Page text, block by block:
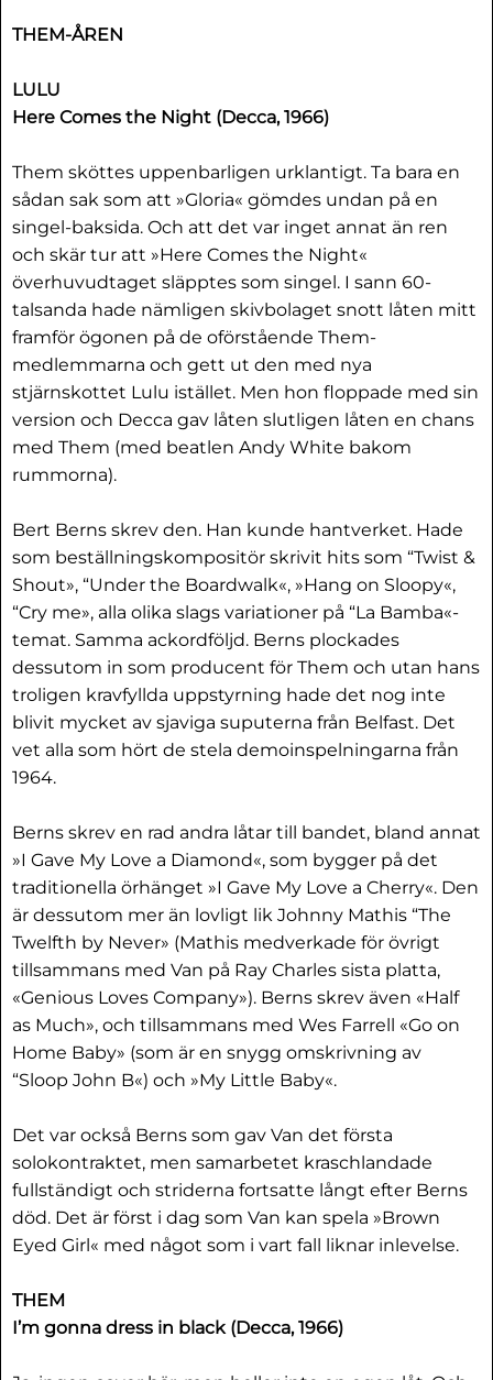
THEM-ÅREN
LULU
Here Comes the Night (Decca, 1966)
Them sköttes uppenbarligen urklantigt. Ta bara en
sådan sak som att »Gloria« gömdes undan på en
singel-baksida. Och att det var inget annat än ren
och skär tur att »Here Comes the Night«
överhuvudtaget släpptes som singel. I sann 60-
talsanda hade nämligen skivbolaget snott låten mitt
framför ögonen på de oförstående Them-
medlemmarna och gett ut den med nya
stjärnskottet Lulu istället. Men hon floppade med sin
version och Decca gav låten slutligen låten en chans
med Them (med beatlen Andy White bakom
rummorna).
Bert Berns skrev den. Han kunde hantverket. Hade
som beställningskompositör skrivit hits som “Twist &
Shout», “Under the Boardwalk«, »Hang on Sloopy«,
“Cry me», alla olika slags variationer på “La Bamba«-
temat. Samma ackordföljd. Berns plockades
dessutom in som producent för Them och utan hans
troligen kravfyllda uppstyrning hade det nog inte
blivit mycket av sjaviga suputerna från Belfast. Det
vet alla som hört de stela demoinspelningarna från
1964.
Berns skrev en rad andra låtar till bandet, bland annat
»I Gave My Love a Diamond«, som bygger på det
traditionella örhänget »I Gave My Love a Cherry«. Den
är dessutom mer än lovligt lik Johnny Mathis “The
Twelfth by Never» (Mathis medverkade för övrigt
tillsammans med Van på Ray Charles sista platta,
«Genious Loves Company»). Berns skrev även «Half
as Much», och tillsammans med Wes Farrell «Go on
Home Baby» (som är en snygg omskrivning av
“Sloop John B«) och »My Little Baby«.
Det var också Berns som gav Van det första
solokontraktet, men samarbetet kraschlandade
fullständigt och striderna fortsatte långt efter Berns
död. Det är först i dag som Van kan spela »Brown
Eyed Girl« med något som i vart fall liknar inlevelse.
THEM
I’m gonna dress in black (Decca, 1966)